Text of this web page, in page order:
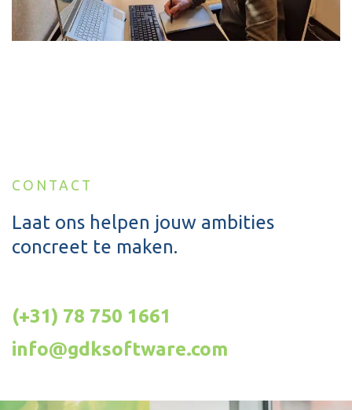
CONTACT
Laat ons helpen jouw ambities
concreet te maken.
(+31) 78 750 1661
info@gdksoftware.com